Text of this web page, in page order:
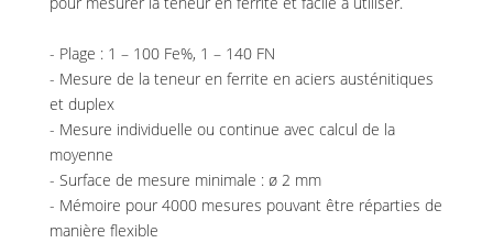
- Plage : 1 – 100 Fe%, 1 – 140 FN
- Mesure de la teneur en ferrite en aciers austénitiques
et duplex
- Mesure individuelle ou continue avec calcul de la
moyenne
- Surface de mesure minimale : ø 2 mm
- Mémoire pour 4000 mesures pouvant être réparties de
manière flexible